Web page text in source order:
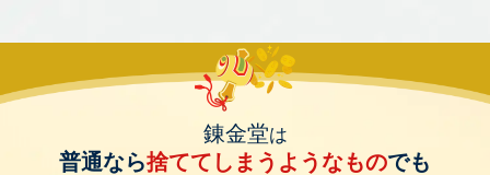
錬金堂は
普通なら捨ててしまうようなものでも